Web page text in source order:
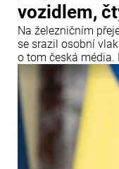
vozidlem,
Na železničním
se srazil osobní
o tom česká
záchranářský